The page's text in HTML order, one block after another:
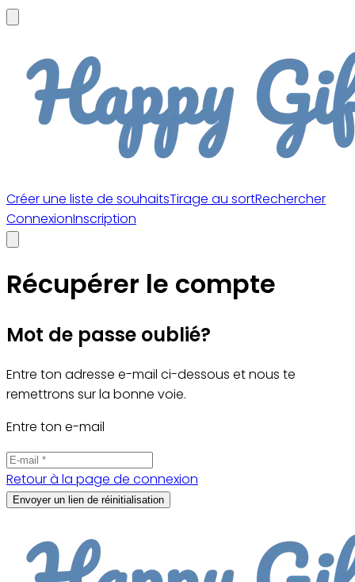
Créer une liste de souhaitsTirage au sortRechercher
ConnexionInscription
Récupérer le compte
Mot de passe oublié?
Entre ton adresse e-mail ci-dessous et nous te
remettrons sur la bonne voie.
Entre ton e-mail
Retour à la page de connexion
Envoyer un lien de réinitialisation